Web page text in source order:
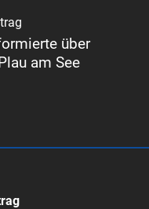
über
am See